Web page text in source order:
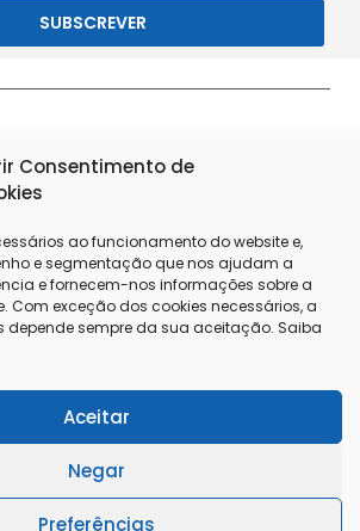
Consentimento de
ao funcionamento do website e,
e segmentação que nos ajudam a
e fornecem-nos informações sobre a
Com exceção dos cookies necessários, a
depende sempre da sua aceitação. Saiba
Aceitar
Negar
Preferências
SUBSCREVER
Política de Privacidade
de Reclamações
2025 - J. Dias Ferreira Lda